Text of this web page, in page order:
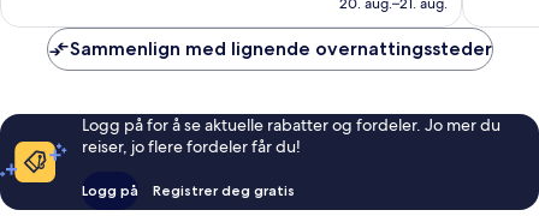
Sammenlign med lignende overnattingssteder
Logg på for å se aktuelle rabatter og fordeler. Jo mer du
reiser, jo flere fordeler får du!
Logg på Registrer deg gratis